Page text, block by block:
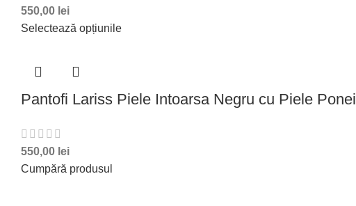
550,00 lei
Selectează opțiunile
Pantofi Lariss Piele Intoarsa Negru cu Piele Ponei
550,00 lei
Cumpără produsul